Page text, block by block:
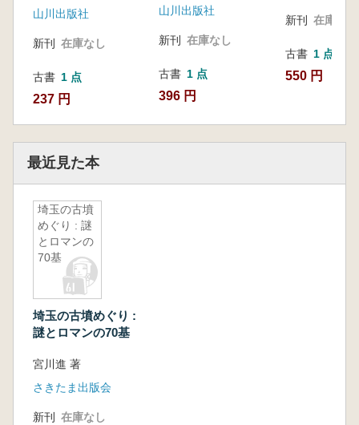
山川出版社
新刊 在庫なし
古書 1 点
237 円
山川出版社
新刊 在庫なし
古書 1 点
396 円
新刊 在庫なし
古書 1 点
550 円
最近見た本
埼玉の古墳
めぐり : 謎
とロマンの
70基
埼玉の古墳めぐり :
謎とロマンの70基
宮川進 著
さきたま出版会
新刊 在庫なし